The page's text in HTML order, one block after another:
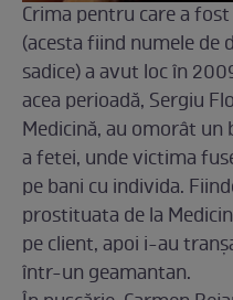
Crima pentru care a
(acesta fiind numele de
sadice) a avut loc în
acea perioadă, Sergiu
Medicină, au omorât un
a fetei, unde victima
pe bani cu individa.
prostituata de la
pe client, apoi i-au
într-un geamantan.